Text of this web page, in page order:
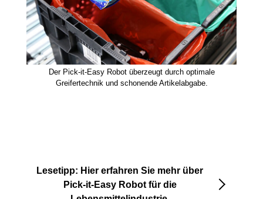
Der Pick-it-Easy Robot überzeugt durch optimale
Greifertechnik und schonende Artikelabgabe.
Lesetipp: Hier erfahren Sie mehr über
Pick-it-Easy Robot für die